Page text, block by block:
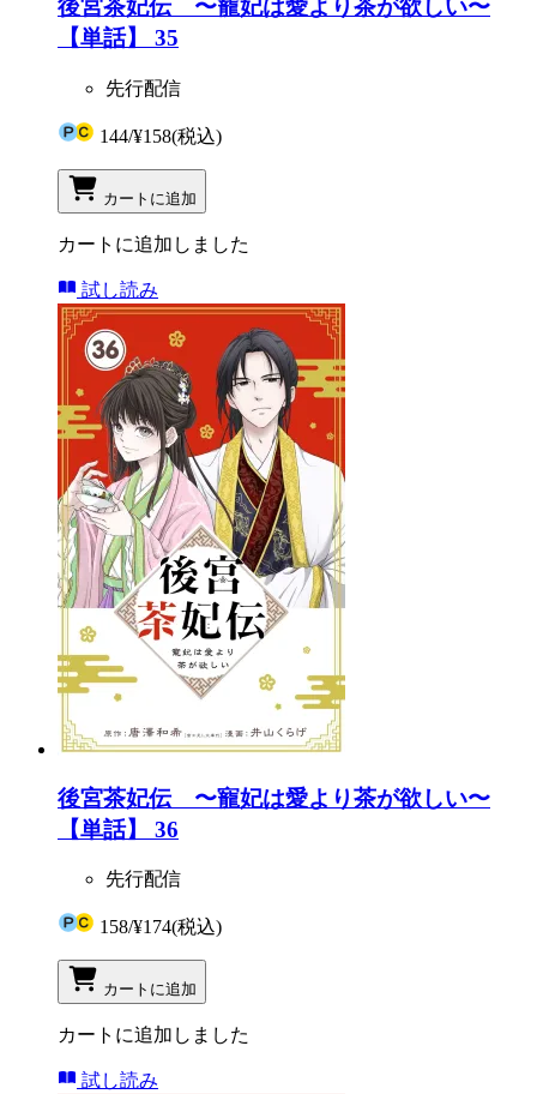
後宮茶妃伝 〜寵妃は愛より茶が欲しい〜
【単話】 35
先行配信
144/¥158(税込)
カートに追加
カートに追加しました
試し読み
後宮茶妃伝 〜寵妃は愛より茶が欲しい〜
【単話】 36
先行配信
158/¥174(税込)
カートに追加
カートに追加しました
試し読み